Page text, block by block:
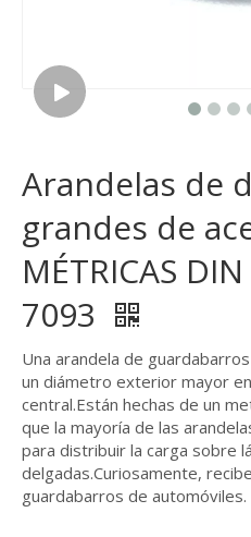
Arandelas de
grandes de
MÉTRICAS
7093
Una arandela de
un diámetro exterior mayor
central.Están hechas de un
que la mayoría de las
para distribuir la carga sobre
delgadas.Curiosamente,
guardabarros de automóviles.